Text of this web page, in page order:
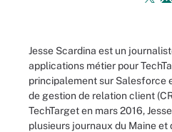
Jesse Scardina est un
applications métier pour
principalement sur Salesforce
de gestion de relation client
TechTarget en mars 2016,
plusieurs journaux du Maine et